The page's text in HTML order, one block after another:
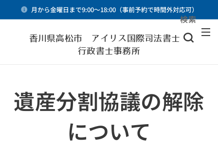
月から金曜日まで9:00～18:00（事前予約で時間外対応可）
香川県高松市 アイリス国際司法書士・
行政書士事務所
検索
遺産分割協議の解除
について